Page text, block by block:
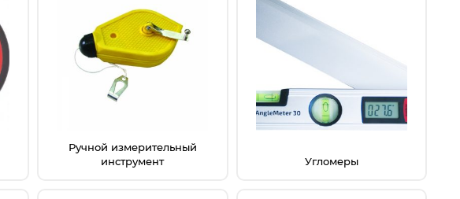
Ручной измерительный
инструмент
Угломеры